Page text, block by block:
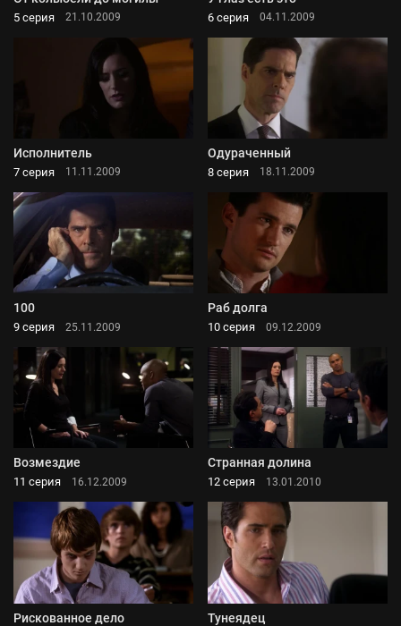
5 серия 21.10.2009 6 серия 04.11.2009
Исполнитель
7 серия 11.11.2009
Одураченный
8 серия 18.11.2009
100
9 серия 25.11.2009
Раб долга
10 серия 09.12.2009
Возмездие
11 серия 16.12.2009
Странная долина
12 серия 13.01.2010
Рискованное дело Тунеядец